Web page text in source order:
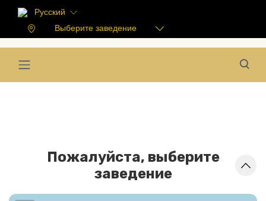
Русский
Выберите заведение
Пожалуйста, выберите
заведение